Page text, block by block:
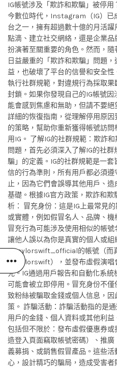
IG帳號涉及「欺詐和欺騙」被停
今數位時代，Instagram（IG）已
台之一，擁有超過數十億的月活
點滴、建立社交網絡，還是企業
扮演著至關重要的角色。然而，
日益嚴重的「欺詐和欺騙」問題
益，也破壞了平台的信譽和安全
執行社群規範，對違規行為採取
封鎖。如果你發現自己的IG帳號
能會感到焦慮和無助，但請不要
詳細的恢復指南，從理解停用原
的策略，幫助你重新獲得帳號訪
用IG。 了解IG的社群規範：欺詐
問題，首先必須深入了解IG的社
騙」的定義。IG的社群規範是一
信的行為準則，所有用戶都必須
止，因為它們會誤導其他用戶、
基礎。根據IG官方政策，欺詐和
析： 冒充身份：這是IG上最常見
或實體，例如假冒名人、品牌、
冒充行為可能涉及使用相似的帳
讓他人誤以為你是真實的個人或
@taylorswift_official的帳號（而
@taylorswift），並發布虛假演唱
充。IG通過用戶報告和自動化系
可能會被立即停用。冒充身份不
致粉絲被騙取金錢或個人信息，
策。 詐騙活動：詐騙活動指的是
用戶的金錢、個人資料或其他利益
包括但不限於：發布虛假優惠券
造登入頁面竊取帳號密碼）、推
義募捐、或銷售假冒產品。這些
心，設計精巧的騙局，造成受害